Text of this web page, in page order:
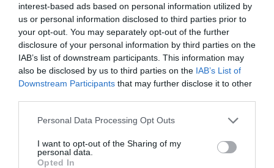
interest-based ads based on personal information utilized by
us or personal information disclosed to third parties prior to
your opt-out. You may separately opt-out of the further
disclosure of your personal information by third parties on the
IAB’s list of downstream participants. This information may
also be disclosed by us to third parties on the IAB’s List of
Downstream Participants that may further disclose it to other
Personal Data Processing Opt Outs
I want to opt-out of the Sharing of my
personal data.
Opted In